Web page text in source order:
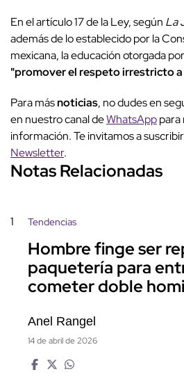
En el artículo 17 de la Ley, según La
además de lo establecido por la
mexicana, la educación otorgada
"promover el respeto irrestricto
Para másnoticias, no dudes en
en nuestro canal deWhatsApppara
información. Te invitamos a
Newsletter.
Notas Relacionadas
1 Tendencias
Hombre finge ser
paquetería para
cometer doble
Anel Rangel
14 de abril de 2026